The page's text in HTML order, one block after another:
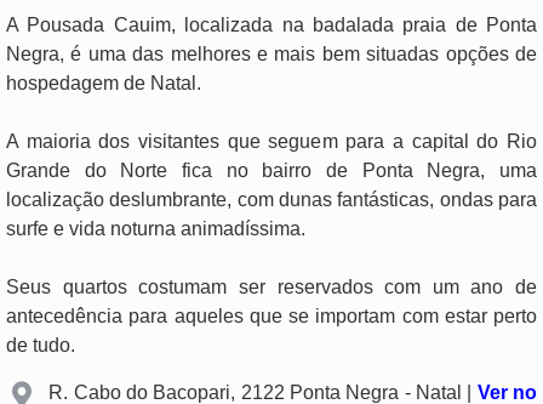
A Pousada Cauim, localizada na badalada praia de Ponta
Negra, é uma das melhores e mais bem situadas opções de
hospedagem de Natal.
A maioria dos visitantes que seguem para a capital do Rio
Grande do Norte fica no bairro de Ponta Negra, uma
localização deslumbrante, com dunas fantásticas, ondas para
surfe e vida noturna animadíssima.
Seus quartos costumam ser reservados com um ano de
antecedência para aqueles que se importam com estar perto
de tudo.
R. Cabo do Bacopari, 2122 Ponta Negra - Natal | Ver no